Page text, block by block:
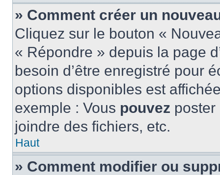
» Comment créer un
Cliquez sur le bouton «
« Répondre » depuis la page
besoin d’être enregistré pour
options disponibles est
exemple : Vous pouvez
joindre des fichiers, etc.
Haut
» Comment modifier ou